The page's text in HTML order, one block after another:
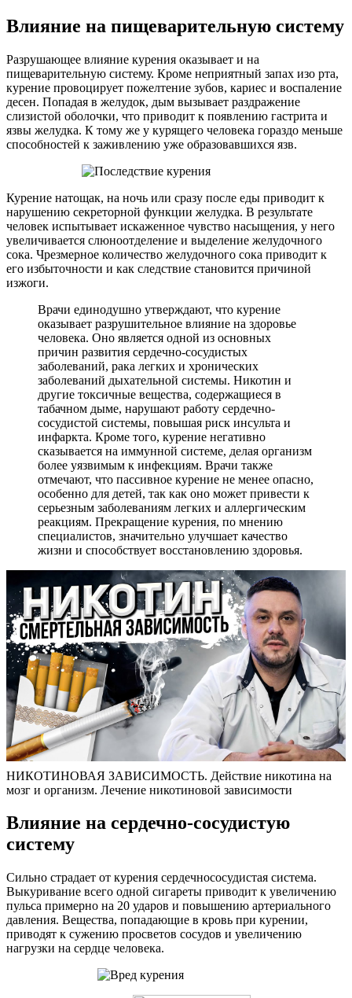
Влияние на пищеварительную систему
Разрушающее влияние курения оказывает и на
пищеварительную систему. Кроме неприятный запах изо рта,
курение провоцирует пожелтение зубов, кариес и воспаление
десен. Попадая в желудок, дым вызывает раздражение
слизистой оболочки, что приводит к появлению гастрита и
язвы желудка. К тому же у курящего человека гораздо меньше
способностей к заживлению уже образовавшихся язв.
Курение натощак, на ночь или сразу после еды приводит к
нарушению секреторной функции желудка. В результате
человек испытывает искаженное чувство насыщения, у него
увеличивается слюноотделение и выделение желудочного
сока. Чрезмерное количество желудочного сока приводит к
его избыточности и как следствие становится причиной
изжоги.
Врачи единодушно утверждают, что курение
оказывает разрушительное влияние на здоровье
человека. Оно является одной из основных
причин развития сердечно-сосудистых
заболеваний, рака легких и хронических
заболеваний дыхательной системы. Никотин и
другие токсичные вещества, содержащиеся в
табачном дыме, нарушают работу сердечно-
сосудистой системы, повышая риск инсульта и
инфаркта. Кроме того, курение негативно
сказывается на иммунной системе, делая организм
более уязвимым к инфекциям. Врачи также
отмечают, что пассивное курение не менее опасно,
особенно для детей, так как оно может привести к
серьезным заболеваниям легких и аллергическим
реакциям. Прекращение курения, по мнению
специалистов, значительно улучшает качество
жизни и способствует восстановлению здоровья.
НИКОТИНОВАЯ ЗАВИСИМОСТЬ. Действие никотина на
мозг и организм. Лечение никотиновой зависимости
Влияние на сердечно-сосудистую
систему
Сильно страдает от курения сердечнососудистая система.
Выкуривание всего одной сигареты приводит к увеличению
пульса примерно на 20 ударов и повышению артериального
давления. Вещества, попадающие в кровь при курении,
приводят к сужению просветов сосудов и увеличению
нагрузки на сердце человека.